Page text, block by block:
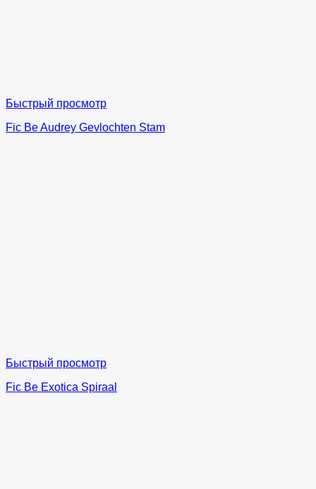
Быстрый просмотр
Fic Be Audrey Gevlochten Stam
Быстрый просмотр
Fic Be Exotica Spiraal